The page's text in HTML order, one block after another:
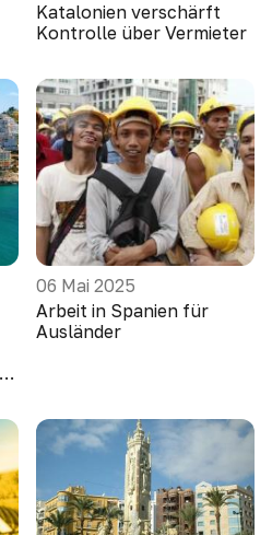
Katalonien verschärft
Kontrolle über Vermieter
06 Mai 2025
Arbeit in Spanien für
Ausländer